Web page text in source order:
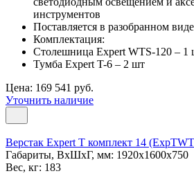
инструментов
Поставляется в разобранном виде
Комплектация:
Столешница Expert WTS-120 – 1
Тумба Expert T-6 – 2 шт
Цена: 169 541 руб.
Уточнить наличие
Верстак Expert T комплект 14
Габариты, ВxШxГ, мм: 1920x1600x750
Вес, кг: 183